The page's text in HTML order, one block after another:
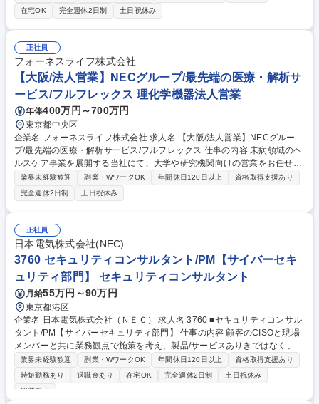
やS/4HANA（FI／CO／MM／SD等）導入・移行案件において、 要件定義
から設計・開発・テスト、本稼働支援まで一連の工程に携わり、プロジェ
クトの推進を担っていただきます。また、顧客との要件調整や課題整理、
メンバーへの指示・レビューなど、プロジェクトリーダー的な役割も期待
します。 【雇い入れ直後：上記内容全般】【変更の範囲：会社の定める業
務】 募集職種 【SAP（ABAP／SuccessFactors）エンジニア】フレック
ス◎/年休129日
在宅OK
完全週休2日制 土日祝休み
正社員
フォーネスライフ株式会社
【大阪/法人営業】NECグループ/最先端の医療・解析サ
ービス/フルフレックス 理化学機器法人営業
年俸400万円～700万円
東京都中央区
企業名 フォーネスライフ株式会社 求人名 【大阪/法人営業】NECグルー
プ/最先端の医療・解析サービス/フルフレックス 仕事の内容 未病領域のヘ
ルスケア事業を展開する当社にて、大学や研究機関向けの営業をお任せし
ます。先端測定技術を活用し、顧客の研究課題へ最適な提案を実施。自律
的にPDCAを回し、ビジネスを牽引していただきます。 【具体的には】■
大学や研究機関等のアカデミア向け営業 ■先端測定技術を用いたサービス
提案 ■関係者と連携した新たな活用方法の提案 ■先輩同行を通じた営業基
礎の習得 ■自律的なPDCAによる営業活動推進 【仕事の魅力】約1万種の
血中タンパク質測定技術とNECのICTを融合した独自サービスを展開。フ
ルフレックスやテレワーク等、柔軟に働ける環境です。 募集職種 【大阪/
法人営業】NECグループ/最先端の医療・解析サービス/フルフレックス
業界未経験歓迎 副業・WワークOK 年間休日120日以上
資格取得支援あり
完全週休2日制
土日祝休み
正社員
日本電気株式会社(NEC)
3760 セキュリティコンサルタント/PM【サイバーセキ
ュリティ部門】 セキュリティコンサルタント
月給55万円～90万円
東京都港区
企業名 日本電気株式会社（ＮＥＣ） 求人名 3760 ■セキュリティコンサル
タント/PM【サイバーセキュリティ部門】 仕事の内容 顧客のCISOと現場
メンバーと共に業務観点で施策を考え、製品/サービスありきではなく、真
にお客様に必要なソリューションをNECが持つ全てのアセットを使ってお
客様と一緒にプロジェクト推進をお任せします。 【詳細】顧客のセキュリ
ティ対策の現状を可視化し課題を特定、特定した課題に関して具体的な対
業界未経験歓迎 副業・WワークOK 年間休日120日以上
資格取得支援あり
時短勤務あり
退職金あり 在宅OK 完全週休2日制
土日祝休み
服装自由